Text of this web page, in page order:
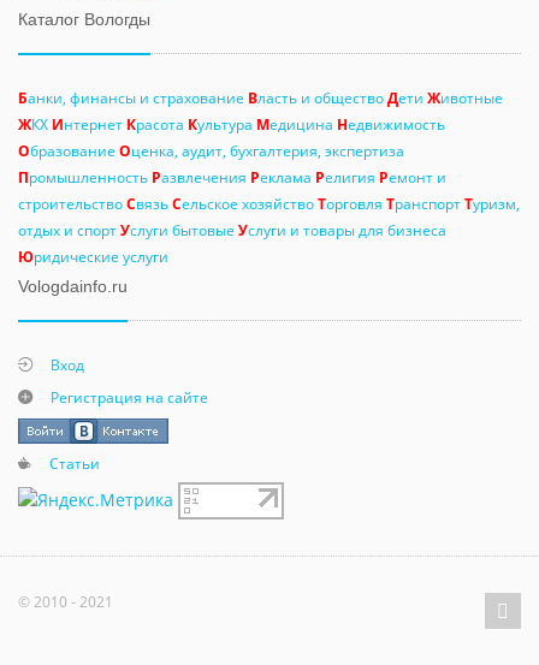
Каталог Вологды
Банки, финансы и страхование Власть и обществоДети Животные
ЖКХ Интернет Красота Культура Медицина Недвижимость
Образование Оценка, аудит, бухгалтерия, экспертиза
Промышленность Развлечения Реклама Религия Ремонт и
строительствоСвязьСельское хозяйствоТорговля ТранспортТуризм,
отдых и спортУслуги бытовые Услуги и товары для бизнеса
Юридические услуги
Vologdainfo.ru
Вход
Регистрация на сайте
Статьи
© 2010 - 2021